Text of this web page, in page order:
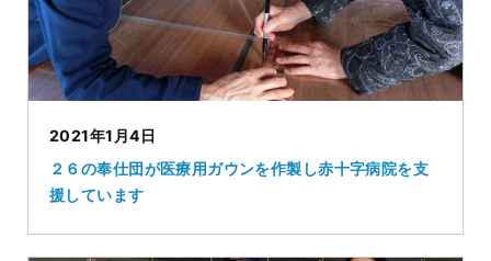
2021年1月4日
２６の奉仕団が医療用ガウンを作製し赤十字病院を支
援しています